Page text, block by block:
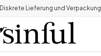
Diskrete Lieferung und Verpackung